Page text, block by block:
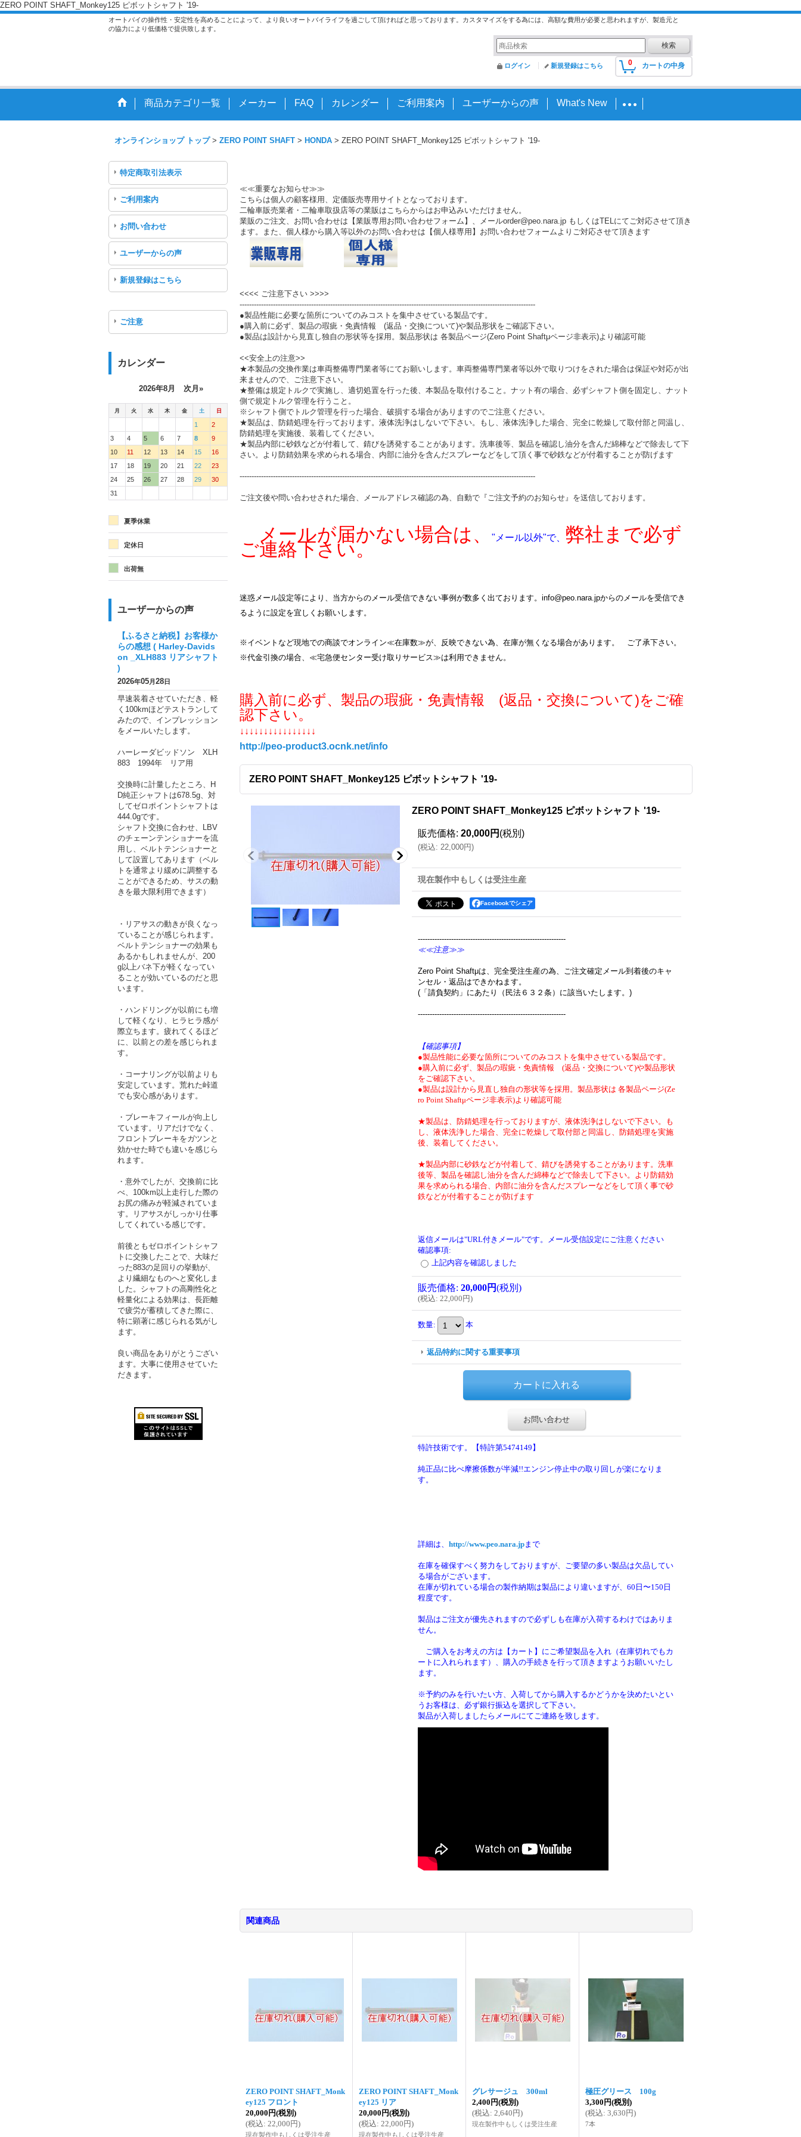
ZERO POINT SHAFT_Monkey125 ピボットシャフト '19-
オートバイの操作性・安定性を高めることによって、より良いオートバイライフを過ごして頂ければと思っております。カスタマイズをする為には、高額な費用が必要と思われますが、製造元と
の協力により低価格で提供致します。
0 カートの中身
ログイン 新規登録はこちら
商品カテゴリ一覧 メーカー FAQ カレンダー ご利用案内 ユーザーからの声 What's New
オンラインショップ トップ > ZERO POINT SHAFT > HONDA > ZERO POINT SHAFT_Monkey125 ピボットシャフト '19-
特定商取引法表示
ご利用案内
お問い合わせ
ユーザーからの声
新規登録はこちら
ご注意
カレンダー
2026年8月 次月»
月 火 水 木 金 土 日
1
2
3
4 5 6 7 8
9
10
11 12 13 14 15
16
17
18 19 20 21 22
23
24
25 26 27 28 29
30
31
夏季休業
定休日
出荷無
ユーザーからの声
【ふるさと納税】お客様か
らの感想 ( Harley-Davids
on _XLH883 リアシャフト
)
2026年05月28日
早速装着させていただき、軽
く100kmほどテストランして
みたので、インプレッション
をメールいたします。
ハーレーダビッドソン XLH
883 1994年 リア用
交換時に計量したところ、H
D純正シャフトは678.5g、対
してゼロポイントシャフトは
444.0gです。
シャフト交換に合わせ、LBV
のチェーンテンショナーを流
用し、ベルトテンショナーと
して設置してあります（ベル
トを通常より緩めに調整する
ことができるため、サスの動
きを最大限利用できます）
・リアサスの動きが良くなっ
ていることが感じられます。
ベルトテンショナーの効果も
あるかもしれませんが、200
g以上バネ下が軽くなってい
ることが効いているのだと思
います。
・ハンドリングが以前にも増
して軽くなり、ヒラヒラ感が
際立ちます。疲れてくるほど
に、以前との差を感じられま
す。
・コーナリングが以前よりも
安定しています。荒れた峠道
でも安心感があります。
・ブレーキフィールが向上し
ています。リアだけでなく、
フロントブレーキをガツンと
効かせた時でも違いを感じら
れます。
・意外でしたが、交換前に比
べ、100km以上走行した際の
お尻の痛みが軽減されていま
す。リアサスがしっかり仕事
してくれている感じです。
前後ともゼロポイントシャフ
トに交換したことで、大味だ
った883の足回りの挙動が、
より繊細なものへと変化しま
した。シャフトの高剛性化と
軽量化による効果は、長距離
で疲労が蓄積してきた際に、
特に顕著に感じられる気がし
ます。
良い商品をありがとうござい
ます。大事に使用させていた
だきます。
≪≪重要なお知らせ≫≫
こちらは個人の顧客様用、定価販売専用サイトとなっております。
二輪車販売業者・二輪車取扱店等の業販はこちらからはお申込みいただけません。
業販のご注文、お問い合わせは【業販専用お問い合わせフォーム】、メールorder@peo.nara.jp もしくはTELにてご対応させて頂き
ます。また、個人様から購入等以外のお問い合わせは【個人様専用】お問い合わせフォームよりご対応させて頂きます
<<<< ご注意下さい >>>>
----------------------------------------------------------------------------------------------------------------------------
●製品性能に必要な箇所についてのみコストを集中させている製品です。
●購入前に必ず、製品の瑕疵・免責情報 (返品・交換について)や製品形状をご確認下さい。
●製品は設計から見直し独自の形状等を採用。製品形状は 各製品ページ(Zero Point Shaftμページ非表示)より確認可能
<<安全上の注意>>
★本製品の交換作業は車両整備専門業者等にてお願いします。車両整備専門業者等以外で取りつけをされた場合は保証や対応が出
来ませんので、ご注意下さい。
★整備は規定トルクで実施し、適切処置を行った後、本製品を取付けること。ナット有の場合、必ずシャフト側を固定し、ナット
側で規定トルク管理を行うこと。
※シャフト側でトルク管理を行った場合、破損する場合がありますのでご注意ください。
★製品は、防錆処理を行っております。液体洗浄はしないで下さい。もし、液体洗浄した場合、完全に乾燥して取付部と同温し、
防錆処理を実施後、装着してください。
★製品内部に砂鉄などが付着して、錆びを誘発することがあります。洗車後等、製品を確認し油分を含んだ綿棒などで除去して下
さい。より防錆効果を求められる場合、内部に油分を含んだスプレーなどをして頂く事で砂鉄などが付着することが防げます
----------------------------------------------------------------------------------------------------------------------------
ご注文後や問い合わせされた場合、メールアドレス確認の為、自動で『ご注文予約のお知らせ』を送信しております。
メールが届かない場合は、 "メール以外"で、 弊社まで必ず
ご連絡下さい。
迷惑メール設定等により、当方からのメール受信できない事例が数多く出ております。info@peo.nara.jpからのメールを受信でき
るように設定を宜しくお願いします。
※イベントなど現地での商談でオンライン≪在庫数≫が、反映できない為、在庫が無くなる場合があります。 ご了承下さい。
※代金引換の場合、≪宅急便センター受け取りサービス≫は利用できません。
購入前に必ず、製品の瑕疵・免責情報 (返品・交換について)をご確
認下さい。
↓↓↓↓↓↓↓↓↓↓↓↓↓↓↓↓
http://peo-product3.ocnk.net/info
ZERO POINT SHAFT_Monkey125 ピボットシャフト '19-
ZERO POINT SHAFT_Monkey125 ピボットシャフト '19-
販売価格: 20,000円 (税別)
(税込: 22,000円)
現在製作中もしくは受注生産
Facebookでシェア
--------------------------------------------------------------
≪≪注意≫≫
Zero Point Shaftμは、完全受注生産の為、ご注文確定メール到着後のキャ
ンセル・返品はできかねます。
(「請負契約」にあたり（民法６３２条）に該当いたします。)
--------------------------------------------------------------
【確認事項】
●製品性能に必要な箇所についてのみコストを集中させている製品です。
●購入前に必ず、製品の瑕疵・免責情報 (返品・交換について)や製品形状
をご確認下さい。
●製品は設計から見直し独自の形状等を採用。製品形状は 各製品ページ(Ze
ro Point Shaftμページ非表示)より確認可能
★製品は、防錆処理を行っておりますが、液体洗浄はしないで下さい。も
し、液体洗浄した場合、完全に乾燥して取付部と同温し、防錆処理を実施
後、装着してください。
★製品内部に砂鉄などが付着して、錆びを誘発することがあります。洗車
後等、製品を確認し油分を含んだ綿棒などで除去して下さい。より防錆効
果を求められる場合、内部に油分を含んだスプレーなどをして頂く事で砂
鉄などが付着することが防げます
返信メールは"URL付きメール"です。メール受信設定にご注意ください
確認事項:
上記内容を確認しました
販売価格: 20,000円(税別)
(税込: 22,000円)
数量: 本
返品特約に関する重要事項
お問い合わせ
特許技術です。【特許第5474149】
純正品に比べ摩擦係数が半減!!エンジン停止中の取り回しが楽になりま
す。
詳細は、 http://www.peo.nara.jpまで
在庫を確保すべく努力をしておりますが、ご要望の多い製品は欠品してい
る場合がございます。
在庫が切れている場合の製作納期は製品により違いますが、60日〜150日
程度です。
製品はご注文が優先されますので必ずしも在庫が入荷するわけではありま
せん。
ご購入をお考えの方は【カート】にご希望製品を入れ（在庫切れでもカ
ートに入れられます）、購入の手続きを行って頂きますようお願いいたし
ます。
※予約のみを行いたい方、入荷してから購入するかどうかを決めたいとい
うお客様は、必ず銀行振込を選択して下さい。
製品が入荷しましたらメールにてご連絡を致します。
関連商品
ZERO POINT SHAFT_Monk
ey125 フロント
20,000円(税別)
(税込: 22,000円)
現在製作中もしくは受注生産
ZERO POINT SHAFT_Monk
ey125 リア
20,000円(税別)
(税込: 22,000円)
現在製作中もしくは受注生産
グレサージュ 300ml
2,400円(税別)
(税込: 2,640円)
現在製作中もしくは受注生産
極圧グリース 100g
3,300円(税別)
(税込: 3,630円)
7本